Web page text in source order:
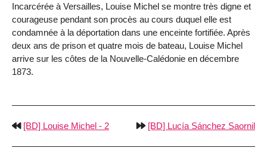
Incarcérée à Versailles, Louise Michel se montre très digne et
courageuse pendant son procès au cours duquel elle est
condamnée à la déportation dans une enceinte fortifiée. Après
deux ans de prison et quatre mois de bateau, Louise Michel
arrive sur les côtes de la Nouvelle-Calédonie en décembre
1873.
[BD] Louise Michel - 2 [BD] Lucía Sánchez Saornil